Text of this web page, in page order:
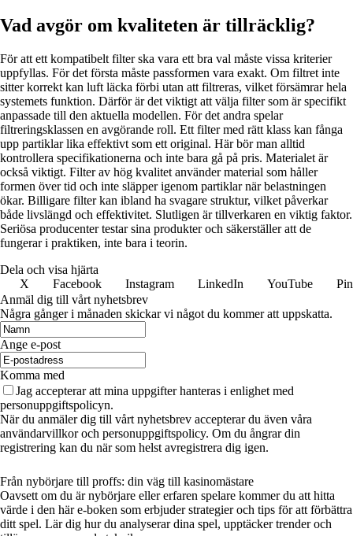
Vad avgör om kvaliteten är tillräcklig?
För att ett kompatibelt filter ska vara ett bra val måste vissa kriterier
uppfyllas. För det första måste passformen vara exakt. Om filtret inte
sitter korrekt kan luft läcka förbi utan att filtreras, vilket försämrar hela
systemets funktion. Därför är det viktigt att välja filter som är specifikt
anpassade till den aktuella modellen. För det andra spelar
filtreringsklassen en avgörande roll. Ett filter med rätt klass kan fånga
upp partiklar lika effektivt som ett original. Här bör man alltid
kontrollera specifikationerna och inte bara gå på pris. Materialet är
också viktigt. Filter av hög kvalitet använder material som håller
formen över tid och inte släpper igenom partiklar när belastningen
ökar. Billigare filter kan ibland ha svagare struktur, vilket påverkar
både livslängd och effektivitet. Slutligen är tillverkaren en viktig faktor.
Seriösa producenter testar sina produkter och säkerställer att de
fungerar i praktiken, inte bara i teorin.
Dela och visa hjärta
X
Facebook Instagram LinkedIn YouTube
Anmäl dig till vårt nyhetsbrev
Några gånger i månaden skickar vi något du kommer att uppskatta.
Ange e-post
Komma med
Jag accepterar att mina uppgifter hanteras i enlighet med
personuppgiftspolicyn.
När du anmäler dig till vårt nyhetsbrev accepterar du även våra
användarvillkor och personuppgiftspolicy. Om du ångrar din
registrering kan du när som helst avregistrera dig igen.
Från nybörjare till proffs: din väg till kasinomästare
Oavsett om du är nybörjare eller erfaren spelare kommer du att hitta
värde i den här e-boken som erbjuder strategier och tips för att förbättra
ditt spel. Lär dig hur du analyserar dina spel, upptäcker trender och